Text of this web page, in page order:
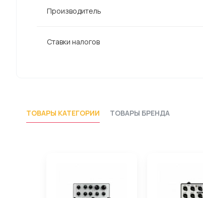
Производитель
Ставки налогов
ТОВАРЫ КАТЕГОРИИ ТОВАРЫ БРЕНДА